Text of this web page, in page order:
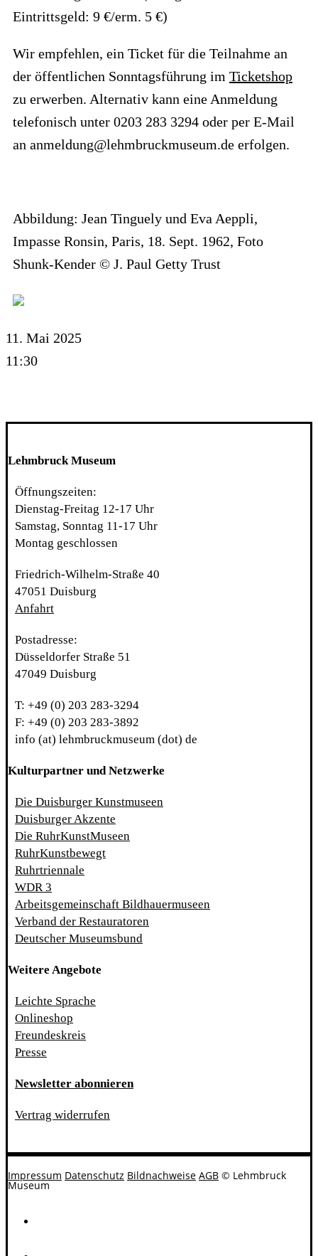
Eintrittsgeld: 9 €/erm. 5 €)
Wir empfehlen, ein Ticket für die Teilnahme an
der öffentlichen Sonntagsführung im Ticketshop
zu erwerben. Alternativ kann eine Anmeldung
telefonisch unter 0203 283 3294 oder per E-Mail
an anmeldung@lehmbruckmuseum.de erfolgen.
Abbildung: Jean Tinguely und Eva Aeppli,
Impasse Ronsin, Paris, 18. Sept. 1962, Foto
Shunk-Kender © J. Paul Getty Trust
11. Mai 2025
11:30
Lehmbruck Museum
Öffnungszeiten:
Dienstag-Freitag 12-17 Uhr
Samstag, Sonntag 11-17 Uhr
Montag geschlossen
Friedrich-Wilhelm-Straße 40
47051 Duisburg
Anfahrt
Postadresse:
Düsseldorfer Straße 51
47049 Duisburg
T: +49 (0) 203 283-3294
F: +49 (0) 203 283-3892
info (at) lehmbruckmuseum (dot) de
Kulturpartner und Netzwerke
Die Duisburger Kunstmuseen
Duisburger Akzente
Die RuhrKunstMuseen
RuhrKunstbewegt
Ruhrtriennale
WDR 3
Arbeitsgemeinschaft Bildhauermuseen
Verband der Restauratoren
Deutscher Museumsbund
Weitere Angebote
Leichte Sprache
Onlineshop
Freundeskreis
Presse
Newsletter abonnieren
Vertrag widerrufen
Impressum Datenschutz Bildnachweise AGB © Lehmbruck
Museum